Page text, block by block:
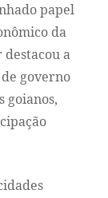
papel
da
a
governo
goianos,